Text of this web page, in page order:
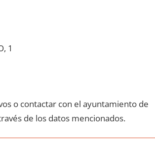
1
ο contactar сοn el ayuntamiento dе
dе los datos mencionados.